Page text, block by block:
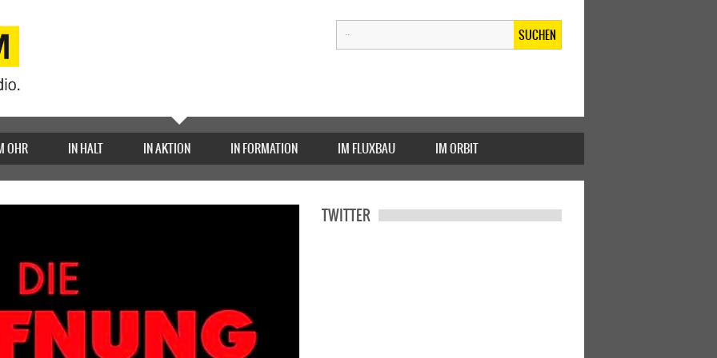
SUCHEN
OHR IN HALT IN AKTION IN FORMATION IM FLUXBAU IM ORBIT
TWITTER